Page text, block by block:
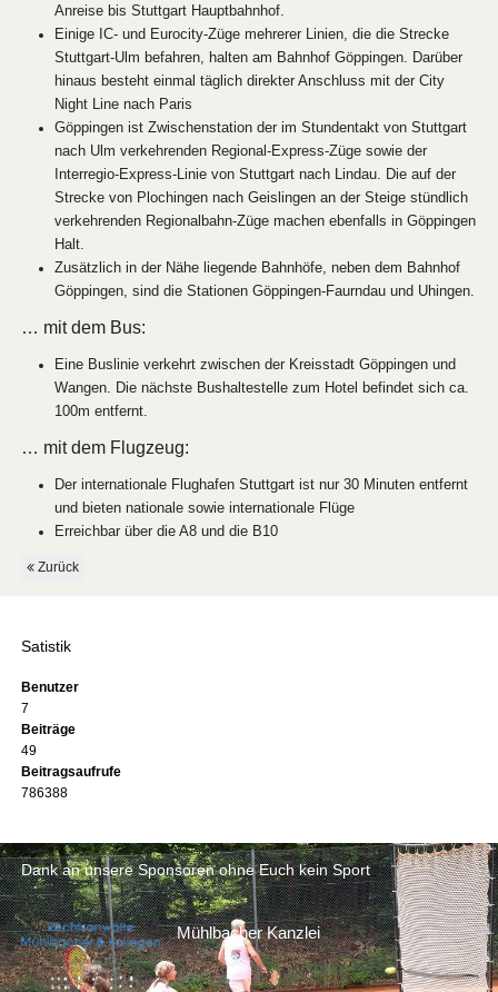
Anreise bis Stuttgart Hauptbahnhof.
Einige IC- und Eurocity-Züge mehrerer Linien, die die Strecke
Stuttgart-Ulm befahren, halten am Bahnhof Göppingen. Darüber
hinaus besteht einmal täglich direkter Anschluss mit der City
Night Line nach Paris
Göppingen ist Zwischenstation der im Stundentakt von Stuttgart
nach Ulm verkehrenden Regional-Express-Züge sowie der
Interregio-Express-Linie von Stuttgart nach Lindau. Die auf der
Strecke von Plochingen nach Geislingen an der Steige stündlich
verkehrenden Regionalbahn-Züge machen ebenfalls in Göppingen
Halt.
Zusätzlich in der Nähe liegende Bahnhöfe, neben dem Bahnhof
Göppingen, sind die Stationen Göppingen-Faurndau und Uhingen.
… mit dem Bus:
Eine Buslinie verkehrt zwischen der Kreisstadt Göppingen und
Wangen. Die nächste Bushaltestelle zum Hotel befindet sich ca.
100m entfernt.
… mit dem Flugzeug:
Der internationale Flughafen Stuttgart ist nur 30 Minuten entfernt
und bieten nationale sowie internationale Flüge
Erreichbar über die A8 und die B10
Zurück
Satistik
Benutzer
7
Beiträge
49
Beitragsaufrufe
786388
Dank an unsere Sponsoren ohne Euch kein Sport
Mühlbacher Kanzlei